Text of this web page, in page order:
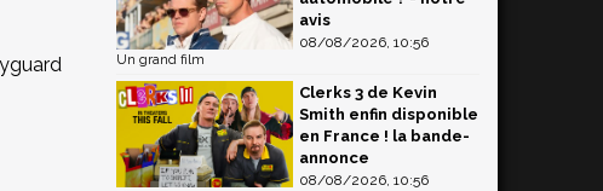
avis
08/08/2026, 10:56
Un grand film
Clerks 3 de Kevin
Smith enfin disponible
en France ! la bande-
annonce
08/08/2026, 10:56